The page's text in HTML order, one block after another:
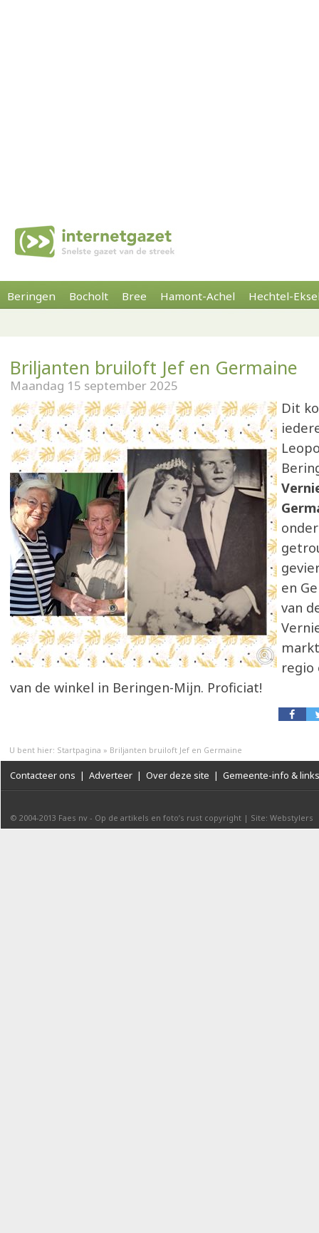
Beringen Bocholt Bree Hamont-Achel Hechtel-
Briljanten bruiloft Jef en Germaine
Maandag 15 september 2025
Dit
en
van
regio
van de winkel in Beringen-Mijn. Proficiat!
U bent hier: Startpagina » Briljanten bruiloft Jef en Germaine
Contacteer ons | Adverteer | Over deze site | Gemeente-info & links
© 2004-2013 Faes nv - Op de artikels en foto’s rust copyright | Site: Webstylers